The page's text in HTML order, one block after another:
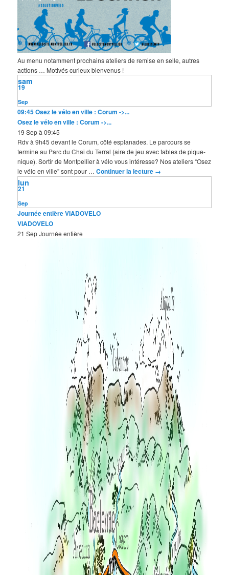
Au menu notamment prochains ateliers de remise en selle, autres
actions … Motivés curieux bienvenus !
Sep
19
sam
09:45Osez le vélo en ville : Corum ->...
Osez le vélo en ville : Corum ->...
19 Sep à 09:45
Rdv à 9h45 devant le Corum, côté esplanades. Le parcours se
termine au Parc du Chai du Terral (aire de jeu avec tables de pique-
nique). Sortir de Montpellier à vélo vous intéresse? Nos ateliers “Osez
le vélo en ville” sont pour …Continuer la lecture →
Sep
21
lun
Journée entièreVIADOVELO
VIADOVELO
21 SepJournée entière